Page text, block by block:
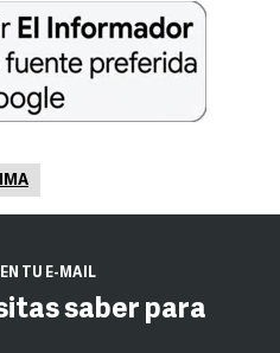
TU E-MAIL
saber para